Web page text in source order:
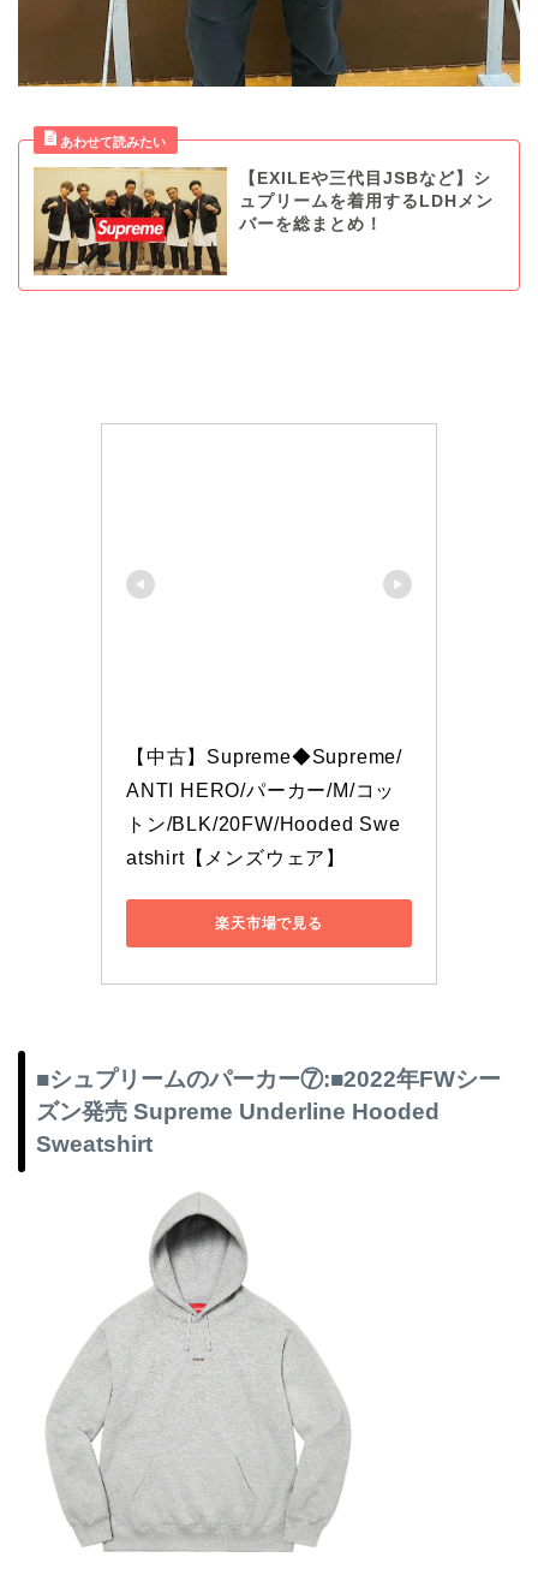
【EXILEや三代目JSBなど】シ
ュプリームを着用するLDHメン
バーを総まとめ！
【中古】Supreme◆Supreme/
ANTI HERO/パーカー/M/コッ
トン/BLK/20FW/Hooded Swe
atshirt【メンズウェア】
楽天市場で見る
■シュプリームのパーカー⑦:■2022年FWシー
ズン発売 Supreme Underline Hooded
Sweatshirt